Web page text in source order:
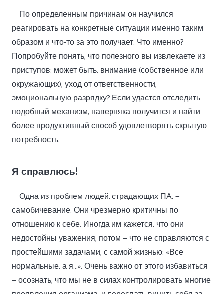
По определенным причинам он научился
реагировать на конкретные ситуации именно таким
образом и что-то за это получает. Что именно?
Попробуйте понять, что полезного вы извлекаете из
приступов: может быть, внимание (собственное или
окружающих), уход от ответственности,
эмоциональную разрядку? Если удастся отследить
подобный механизм, наверняка получится и найти
более продуктивный способ удовлетворять скрытую
потребность.
Я справлюсь!
Одна из проблем людей, страдающих ПА, —
самобичевание. Они чрезмерно критичны по
отношению к себе. Иногда им кажется, что они
недостойны уважения, потом — что не справляются с
простейшими задачами, с самой жизнью: «Все
нормальные, а я…». Очень важно от этого избавиться
— осознать, что мы не в силах контролировать многие